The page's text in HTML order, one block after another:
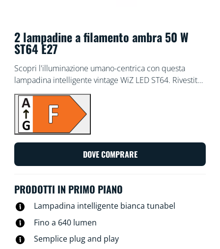
2 lampadine a filamento ambra 50 W
ST64 E27
Scopri l'illuminazione umano-centrica con questa
lampadina intelligente vintage WiZ LED ST64. Rivestita
in ambra per un look classico, perfetta per i sistemi di
illuminazione decorativi. Scegli tra diverse tonalità di
bianco, da caldo a freddo, per impostare la migliore
atmosfera. Puoi programmare le luci affinché si
quotidiane e settimanali, controllarle con lo
smartphone o con la voce e avere accesso remoto alle
al tuo router Wi-Fi esistente e non richiedono alcun
DOVE COMPRARE
PRODOTTI IN PRIMO PIANO
Lampadina intelligente bianca tunabel
Fino a 640 lumen
Semplice plug and play